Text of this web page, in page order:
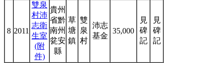
8 2011
雙泉
村沛
志衛
生室
(附
件)
貴州
省黔
南州
瓫安
縣
草
塘
鎮
雙
泉
村
沛志
基金
35,000
見
碑
記
見
碑
記